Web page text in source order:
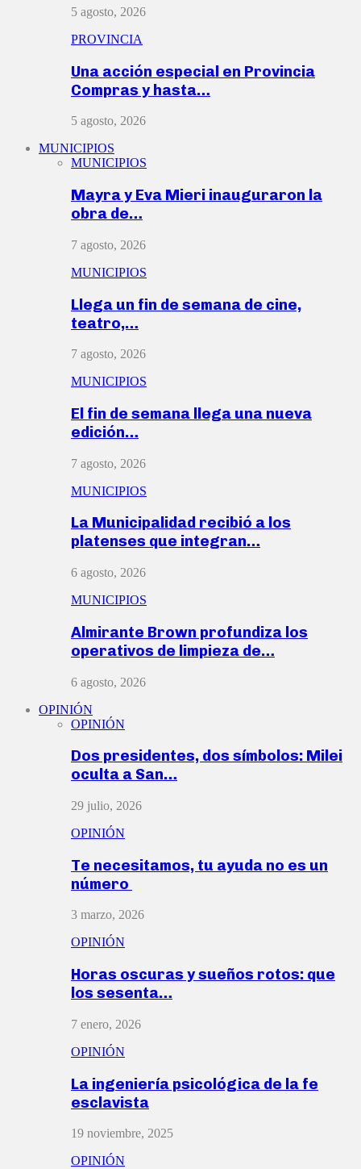
5 agosto, 2026
PROVINCIA
Una acción especial en Provincia
Compras y hasta…
5 agosto, 2026
MUNICIPIOS
MUNICIPIOS
Mayra y Eva Mieri inauguraron la
obra de…
7 agosto, 2026
MUNICIPIOS
Llega un fin de semana de cine,
teatro,…
7 agosto, 2026
MUNICIPIOS
El fin de semana llega una nueva
edición…
7 agosto, 2026
MUNICIPIOS
La Municipalidad recibió a los
platenses que integran…
6 agosto, 2026
MUNICIPIOS
Almirante Brown profundiza los
operativos de limpieza de…
6 agosto, 2026
OPINIÓN
OPINIÓN
Dos presidentes, dos símbolos: Milei
oculta a San…
29 julio, 2026
OPINIÓN
Te necesitamos, tu ayuda no es un
número
3 marzo, 2026
OPINIÓN
Horas oscuras y sueños rotos: que
los sesenta…
7 enero, 2026
OPINIÓN
La ingeniería psicológica de la fe
esclavista
19 noviembre, 2025
OPINIÓN